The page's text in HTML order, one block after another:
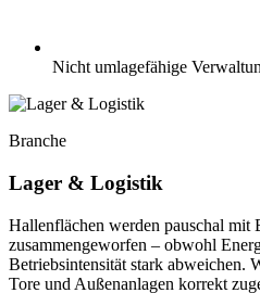
Nicht umlagefähige
Branche
Lager & Logistik
Hallenflächen werden pauschal mit
zusammengeworfen – obwohl
Betriebsintensität stark abweichen.
Tore und Außenanlagen korrekt